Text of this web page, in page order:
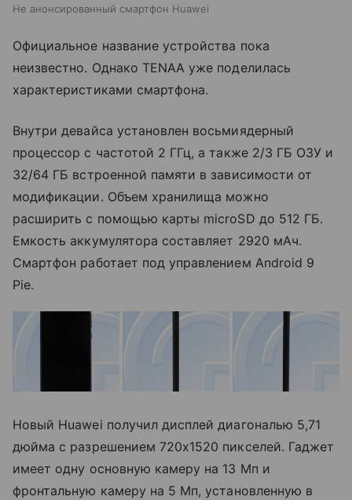
Не анонсированный смартфон Huawei
Официальное название устройства пока
неизвестно. Однако TENAA уже поделилась
характеристиками смартфона.
Внутри девайса установлен восьмиядерный
процессор с частотой 2 ГГц, а также 2/3 ГБ ОЗУ и
32/64 ГБ встроенной памяти в зависимости от
модификации. Объем хранилища можно
расширить с помощью карты microSD до 512 ГБ.
Емкость аккумулятора составляет 2920 мАч.
Смартфон работает под управлением Android 9
Pie.
Новый Huawei получил дисплей диагональю 5,71
дюйма с разрешением 720x1520 пикселей. Гаджет
имеет одну основную камеру на 13 Мп и
фронтальную камеру на 5 Мп, установленную в